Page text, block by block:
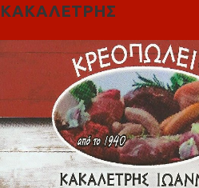
ΚΑΚΑΛΕΤΡΗΣ